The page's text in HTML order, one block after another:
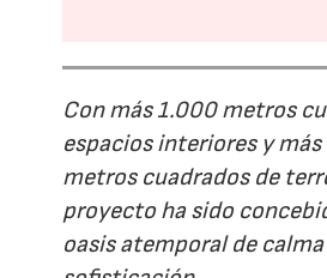
Con más 1.000 metros
espacios interiores y
metros cuadrados de
proyecto ha sido
oasis atemporal de